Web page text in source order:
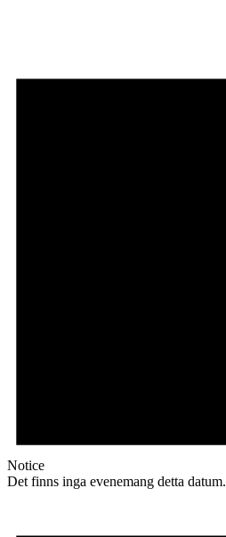
Notice
Det finns inga evenemang detta datum.